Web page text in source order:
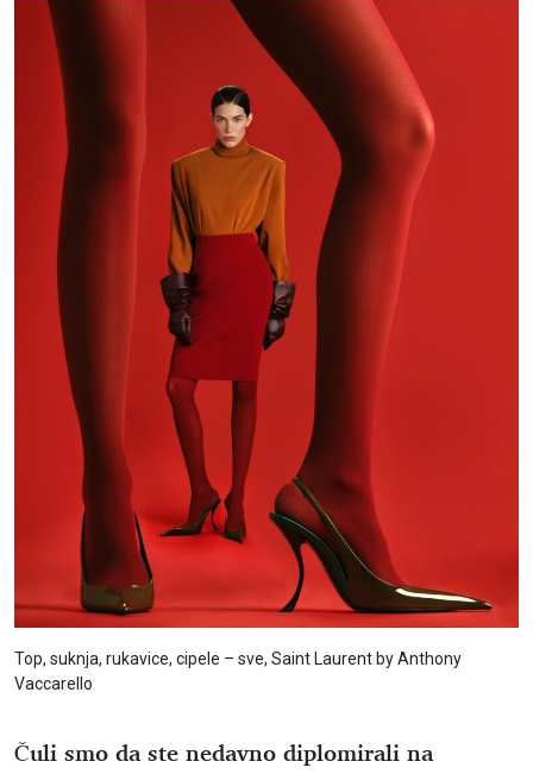
Top, suknja, rukavice, cipele – sve, Saint Laurent by Anthony
Vaccarello
Čuli smo da ste nedavno diplomirali na